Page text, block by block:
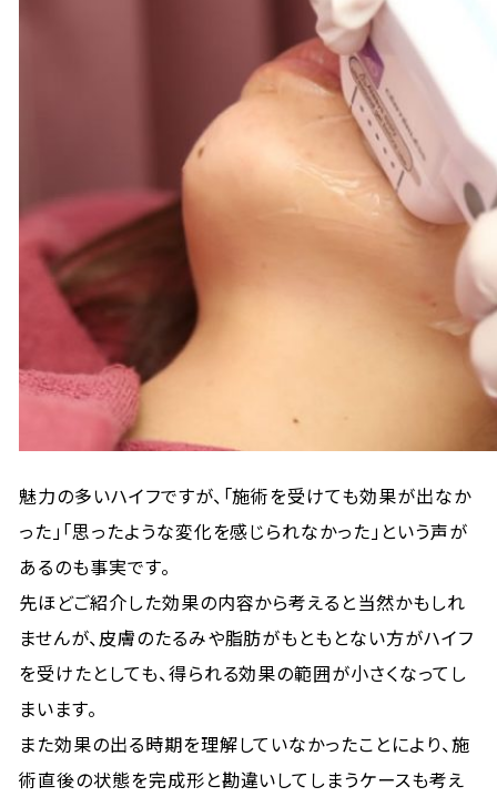
魅力の多いハイフですが、「施術を受けても効果が出なか
った」「思ったような変化を感じられなかった」という声が
あるのも事実です。
先ほどご紹介した効果の内容から考えると当然かもしれ
ませんが、皮膚のたるみや脂肪がもともとない方がハイフ
を受けたとしても、得られる効果の範囲が小さくなってし
まいます。
また効果の出る時期を理解していなかったことにより、施
術直後の状態を完成形と勘違いしてしまうケースも考え